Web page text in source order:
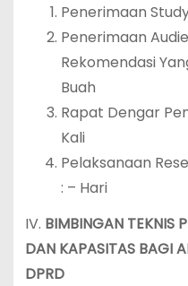
Penerimaan
Penerimaan
Rekomendasi
Buah
Rapat Dengar
Kali
Pelaksanaan
: – Hari
IV. BIMBINGAN TEKNIS
DAN KAPASITAS BAGI
DPRD